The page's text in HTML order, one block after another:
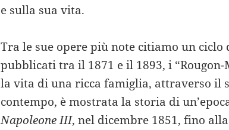
e sulla sua vita.
Tra le sue opere più note citiamo un
pubblicati tra il 1871 e il 1893, i
la vita di una ricca famiglia, attraverso il
contempo, è mostrata la storia di
Napoleone III, nel dicembre 1851, fino